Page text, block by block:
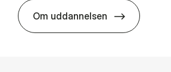
Om uddannelsen
BSc in Busi­ness